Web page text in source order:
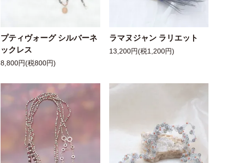
プティヴォーグ シルバーネ
ックレス
8,800円(税800円)
ラマヌジャン ラリエット
13,200円(税1,200円)